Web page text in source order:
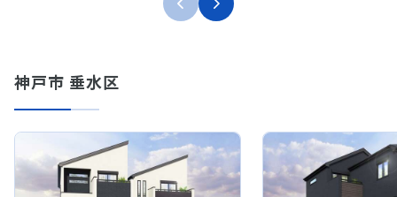
神戸市 垂水区